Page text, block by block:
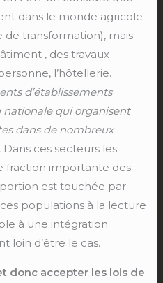
dans le monde agricole
de transformation), mais
, des travaux
l’hôtellerie.
d’établissements
nationale qui organisent
dans de nombreux
Dans ces secteurs les
fraction importante des
est touchée par
ces populations à la lecture
à une intégration
loin d’être le cas.
donc accepter les lois de